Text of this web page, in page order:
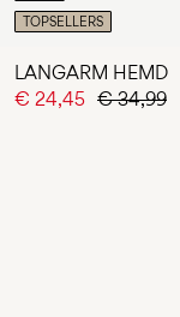
TOPSELLERS
LANGARM HEMD
€ 24,45 € 34,99